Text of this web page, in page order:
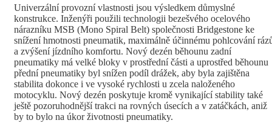
Univerzální provozní vlastnosti jsou výsledkem důmyslné
konstrukce. Inženýři použili technologii bezešvého ocelového
nárazníku MSB (Mono Spiral Belt) společnosti Bridgestone ke
snížení hmotnosti pneumatik, maximálně účinnému pohlcování
a zvýšení jízdního komfortu. Nový dezén běhounu zadní
pneumatiky má velké bloky v prostřední části a uprostřed běhounu
přední pneumatiky byl snížen podíl drážek, aby byla zajištěna
stabilita dokonce i ve vysoké rychlosti u zcela naloženého
motocyklu. Nový dezén poskytuje kromě vynikající stability také
ještě pozoruhodnější trakci na rovných úsecích a v zatáčkách, aniž
by to bylo na úkor životnosti pneumatiky.